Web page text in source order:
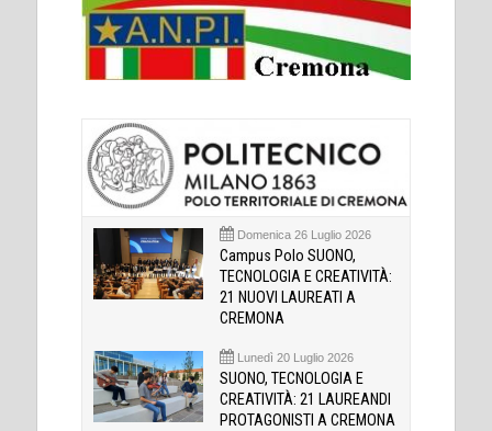
Domenica 26 Luglio 2026
Campus Polo SUONO,
TECNOLOGIA E CREATIVITÀ:
21 NUOVI LAUREATI A
CREMONA
Lunedì 20 Luglio 2026
SUONO, TECNOLOGIA E
CREATIVITÀ: 21 LAUREANDI
PROTAGONISTI A CREMONA